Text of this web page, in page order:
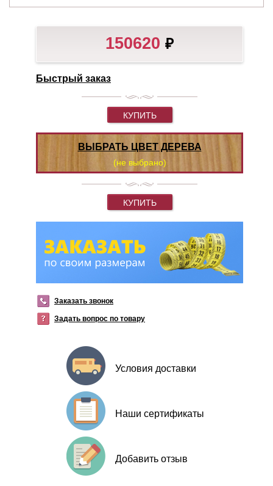
150620 ₽
Быстрый заказ
КУПИТЬ
ВЫБРАТЬ ЦВЕТ ДЕРЕВА
(не выбрано)
КУПИТЬ
Заказать звонок
Задать вопрос по товару
Условия доставки
Наши сертификаты
Добавить отзыв